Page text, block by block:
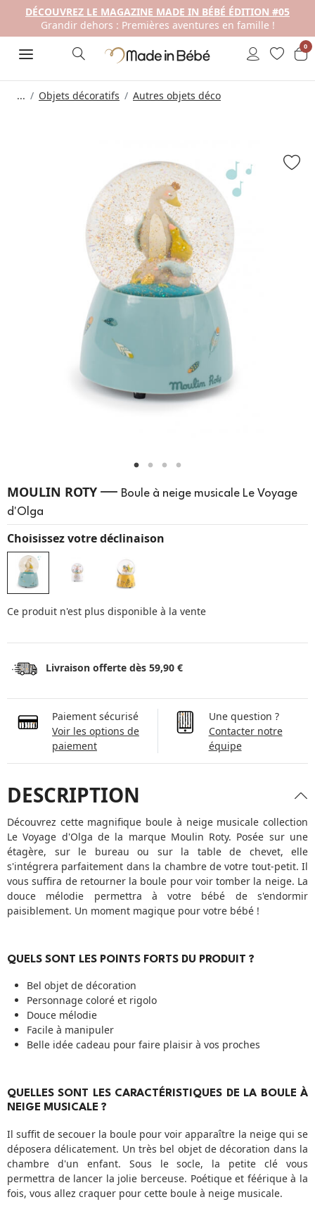
DÉCOUVREZ LE MAGAZINE MADE IN BÉBÉ ÉDITION #05
Grandir dehors : Premières aventures en famille !
0
... Objets décoratifs Autres objets déco
MOULIN ROTY — Boule à neige musicale Le Voyage
d'Olga
Choisissez votre déclinaison
Ce produit n'est plus disponible à la vente
Livraison offerte dès 59,90 €
Paiement sécurisé
Voir les options de
paiement
Une question ?
Contacter notre
équipe
DESCRIPTION
Découvrez cette magnifique boule à neige musicale collection
Le Voyage d'Olga de la marque Moulin Roty. Posée sur une
étagère, sur le bureau ou sur la table de chevet, elle
s'intégrera parfaitement dans la chambre de votre tout-petit. Il
vous suffira de retourner la boule pour voir tomber la neige. La
douce mélodie permettra à votre bébé de s'endormir
paisiblement. Un moment magique pour votre bébé !
QUELS SONT LES POINTS FORTS DU PRODUIT ?
Bel objet de décoration
Personnage coloré et rigolo
Douce mélodie
Facile à manipuler
Belle idée cadeau pour faire plaisir à vos proches
QUELLES SONT LES CARACTÉRISTIQUES DE LA BOULE À
NEIGE MUSICALE ?
Il suffit de secouer la boule pour voir apparaître la neige qui se
déposera délicatement. Un très bel objet de décoration dans la
chambre d'un enfant. Sous le socle, la petite clé vous
permettra de lancer la jolie berceuse. Poétique et féérique à la
fois, vous allez craquer pour cette boule à neige musicale.